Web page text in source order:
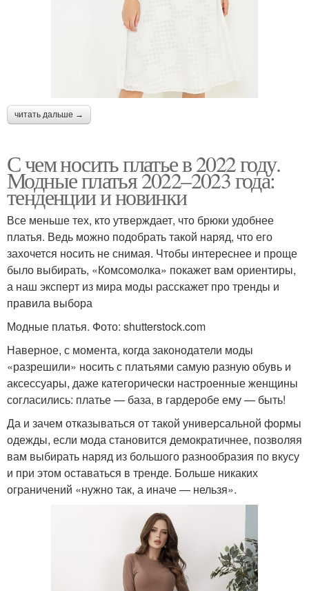
читать дальше →
С чем носить платье в 2022 году.
Модные платья 2022–2023 года:
тенденции и новинки
Все меньше тех, кто утверждает, что брюки удобнее
платья. Ведь можно подобрать такой наряд, что его
захочется носить не снимая. Чтобы интереснее и проще
было выбирать, «Комсомолка» покажет вам ориентиры,
а наш эксперт из мира моды расскажет про тренды и
правила выбора
Модные платья. Фото: shutterstock.com
Наверное, с момента, когда законодатели моды
«разрешили» носить с платьями самую разную обувь и
аксессуары, даже категорически настроенные женщины
согласились: платье — база, в гардеробе ему — быть!
Да и зачем отказываться от такой универсальной формы
одежды, если мода становится демократичнее, позволяя
вам выбирать наряд из большого разнообразия по вкусу
и при этом оставаться в тренде. Больше никаких
ограничений «нужно так, а иначе — нельзя».